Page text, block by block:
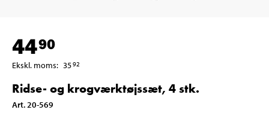
4490
Ekskl. moms: 3592
Ridse- og krogværktøjssæt, 4 stk.
Art. 20-569